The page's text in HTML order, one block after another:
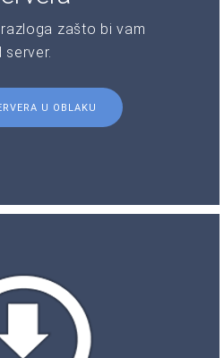
zašto bi vam
U OBLAKU